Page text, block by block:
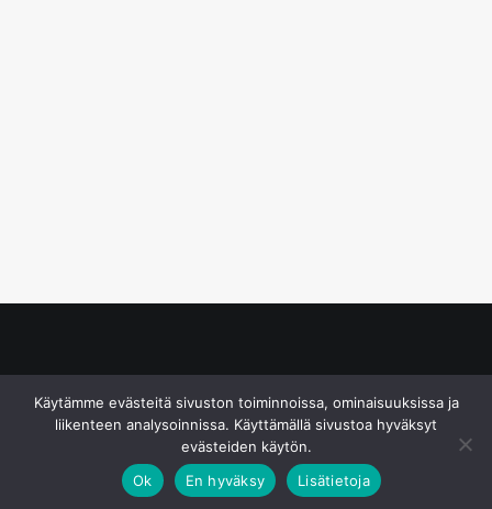
Käytämme evästeitä sivuston toiminnoissa, ominaisuuksissa ja
liikenteen analysoinnissa. Käyttämällä sivustoa hyväksyt
evästeiden käytön.
Ok
En hyväksy Lisätietoja